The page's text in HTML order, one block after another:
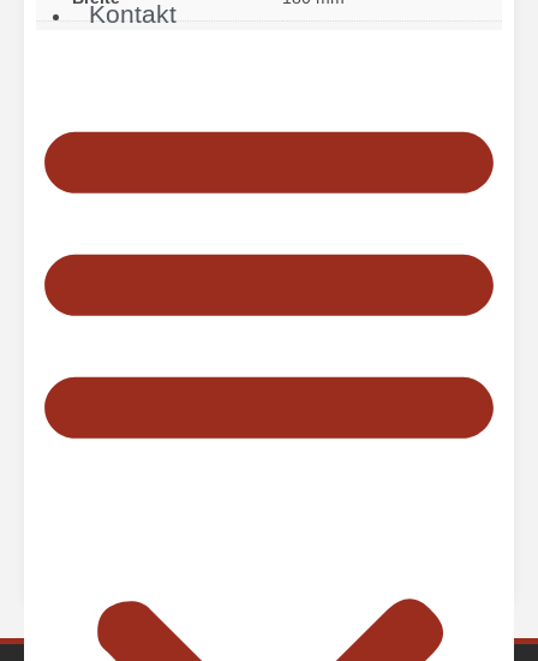
Kontakt
Aufbau 3-Schicht
Fase 4-seitig